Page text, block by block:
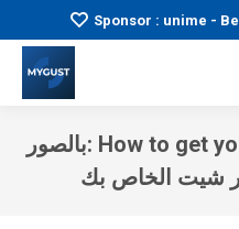
Sponsor : unime -
بالصور: How to get your major sheet – طريقة
شيت الخاص بك